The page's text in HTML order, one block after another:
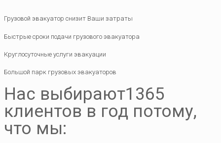
Грузовой эвакуатор снизит Ваши затраты
Быстрые сроки подачи грузового эвакуатора
Круглосуточные услуги эвакуации
Большой парк грузовых эвакуаторов
Нас выбирают1365
клиентов в год потому,
что мы: